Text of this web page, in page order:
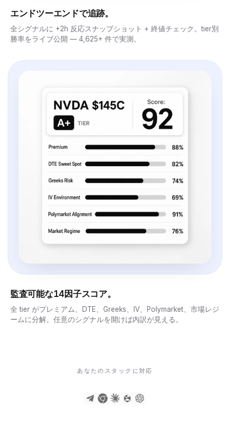
エンドツーエンドで追跡。
全シグナルに +2h 反応スナップショット + 終値チェック。tier別
勝率をライブ公開 — 4,625+ 件で実測。
監査可能な14因子スコア。
全 tier がプレミアム、DTE、Greeks、IV、Polymarket、市場レジ
ームに分解。任意のシグナルを開けば内訳が見える。
あなたのスタックに対応